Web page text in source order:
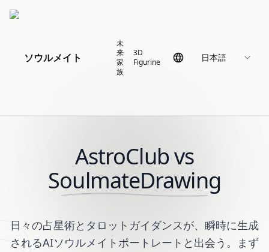
ソウルメイト
未
来
家
族
3D
Figurine
日本語
AstroClub vs
SoulmateDrawing
日々の占星術とタロットガイダンスが、瞬時に生成
されるAIソウルメイトポートレートと出会う。まず